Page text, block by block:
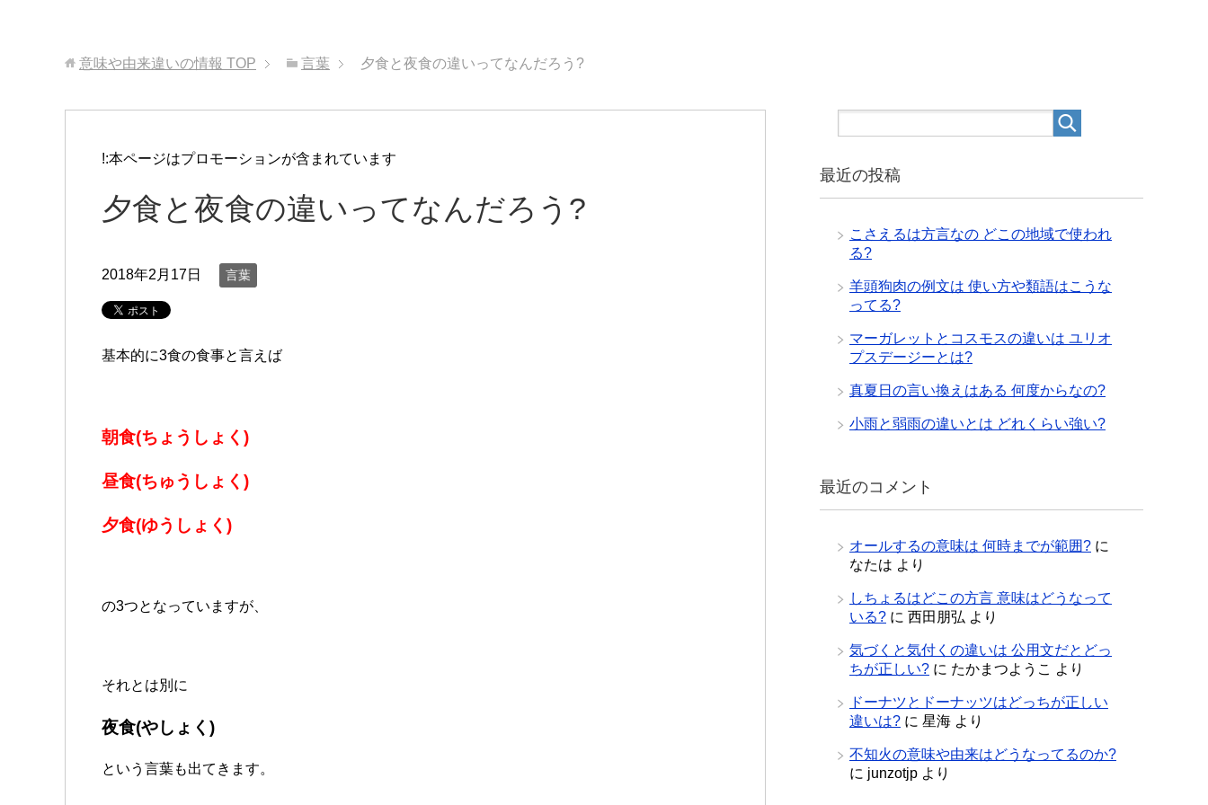
意味や由来違いの情報 TOP 言葉 夕食と夜食の違いってなんだろう?
!:本ページはプロモーションが含まれています
夕食と夜食の違いってなんだろう?
2018年2月17日 言葉
基本的に3食の食事と言えば
朝食(ちょうしょく)
昼食(ちゅうしょく)
夕食(ゆうしょく)
の3つとなっていますが、
それとは別に
夜食(やしょく)
という言葉も出てきます。
最近の投稿
こさえるは方言なの どこの地域で使われ
る?
羊頭狗肉の例文は 使い方や類語はこうな
ってる?
マーガレットとコスモスの違いは ユリオ
プスデージーとは?
真夏日の言い換えはある 何度からなの?
小雨と弱雨の違いとは どれくらい強い?
最近のコメント
オールするの意味は 何時までが範囲? に
なたは より
しちょるはどこの方言 意味はどうなって
いる? に 西田朋弘 より
気づくと気付くの違いは 公用文だとどっ
ちが正しい? に たかまつようこ より
ドーナツとドーナッツはどっちが正しい
違いは? に 星海 より
不知火の意味や由来はどうなってるのか?
に junzotjp より